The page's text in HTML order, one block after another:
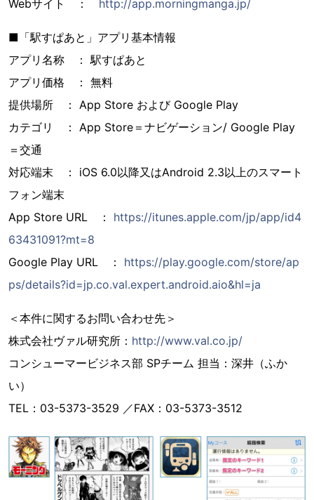
Webサイト ： http://app.morningmanga.jp/
■「駅すぱあと」アプリ基本情報
アプリ名称 ： 駅すぱあと
アプリ価格 ： 無料
提供場所 ： App Store および Google Play
カテゴリ ： App Store＝ナビゲーション/ Google Play
＝交通
対応端末 ： iOS 6.0以降又はAndroid 2.3以上のスマート
フォン端末
App Store URL ： https://itunes.apple.com/jp/app/id4
63431091?mt=8
Google Play URL ： https://play.google.com/store/ap
ps/details?id=jp.co.val.expert.android.aio&hl=ja
＜本件に関するお問い合わせ先＞
株式会社ヴァル研究所： http://www.val.co.jp/
コンシューマービジネス部 SPチーム 担当：深井（ふか
い）
TEL：03-5373-3529 ／FAX：03-5373-3512